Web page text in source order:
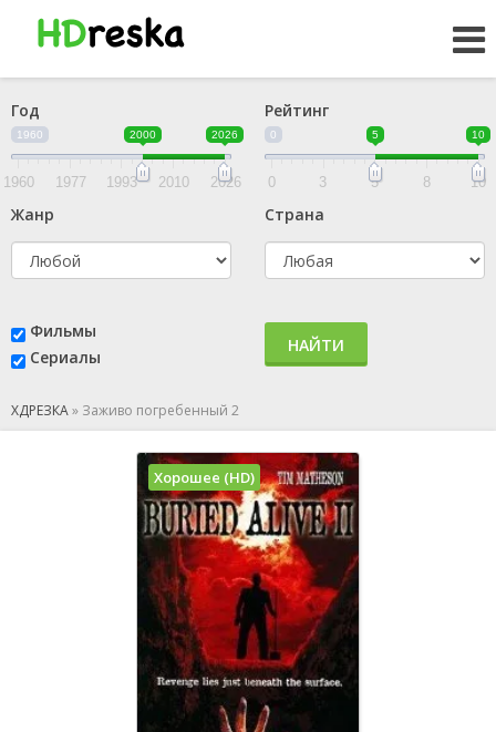
Год
1960 2000 2026
1960 1977 1993 2010 2026
Рейтинг
0 5 10
0 3 5 8 10
Жанр Страна
Фильмы
Сериалы
НАЙТИ
ХДРЕЗКА» Заживо погребенный 2
Хорошее (HD)